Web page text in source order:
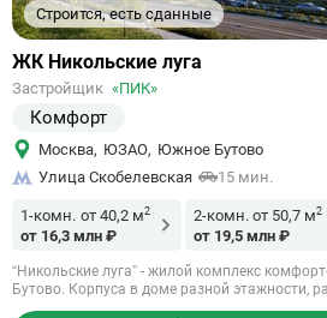
Строится, есть сданные
Ссылка
объект
ЖК Никольские луга
Застройщик «ПИК»
Комфорт
Москва, ЮЗАО, Южное Бутово
Улица Скобелевская
15 мин.
1-комн. от 40,2 м2
от 16,3 млн ₽
2-комн. от 50,7 м2
от 19,5 млн ₽
“Никольские луга” - жилой комплекс
Бутово. Корпуса в доме разной этажности,